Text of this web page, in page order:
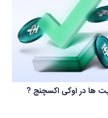
ها در اوکی اکسچنج ?